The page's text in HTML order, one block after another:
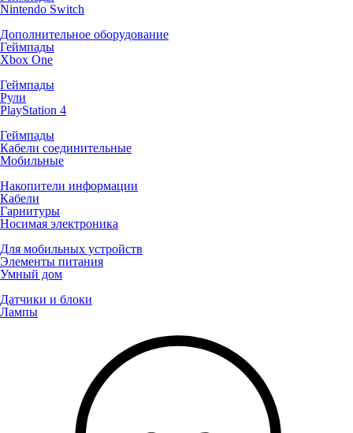
Nintendo Switch
Дополнительное оборудование
Геймпады
Xbox One
Геймпады
Рули
PlayStation 4
Геймпады
Кабели соединительные
Мобильные
Накопители информации
Кабели
Гарнитуры
Носимая электроника
Для мобильных устройств
Элементы питания
Умный дом
Датчики и блоки
Лампы